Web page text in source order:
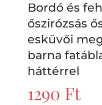
Bordó és
őszirózsás
esküvői
barna
háttérrel
1290 Ft